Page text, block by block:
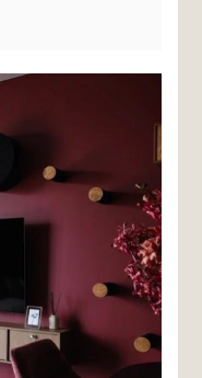
с учётом
и креплениями,
оставался